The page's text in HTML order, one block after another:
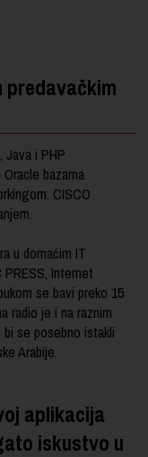
predavačkim
Java i PHP
bazama
CISCO
u domaćim IT
Internet
se bavi preko 15
radio je i na raznim
bi se posebno istakli
Arabije.
aplikacija
iskustvo u